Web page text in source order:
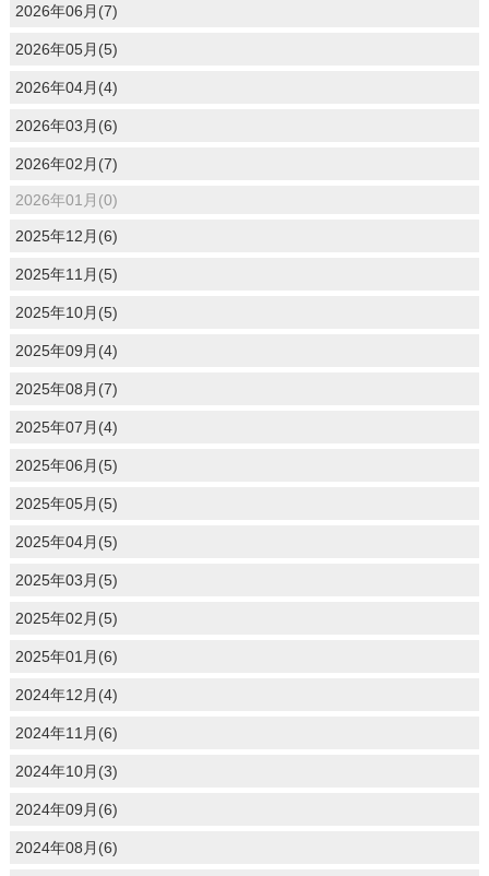
2026年06月(7)
2026年05月(5)
2026年04月(4)
2026年03月(6)
2026年02月(7)
2026年01月(0)
2025年12月(6)
2025年11月(5)
2025年10月(5)
2025年09月(4)
2025年08月(7)
2025年07月(4)
2025年06月(5)
2025年05月(5)
2025年04月(5)
2025年03月(5)
2025年02月(5)
2025年01月(6)
2024年12月(4)
2024年11月(6)
2024年10月(3)
2024年09月(6)
2024年08月(6)